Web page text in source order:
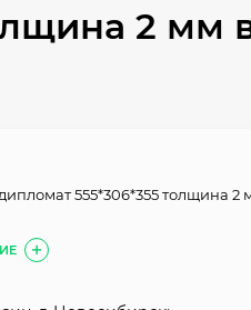
2 мм
555*306*355 толщина 2